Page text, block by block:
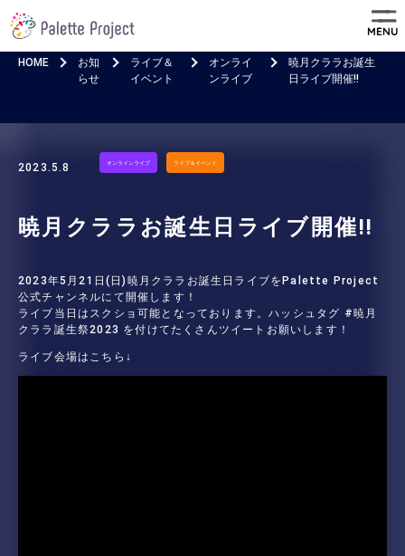
MENU
HOME
お知
らせ
ライブ＆
イベント
オンライ
ンライブ
暁月クララお誕生
日ライブ開催!!
2023.5.8 オンラインライブ ライブ＆イベント
暁月クララお誕生日ライブ開催!!
2023年5月21日(日)暁月クララお誕生日ライブをPalette Project
公式チャンネルにて開催します！
ライブ当日はスクショ可能となっております。ハッシュタグ #暁月
クララ誕生祭2023 を付けてたくさんツイートお願いします！
ライブ会場はこちら↓